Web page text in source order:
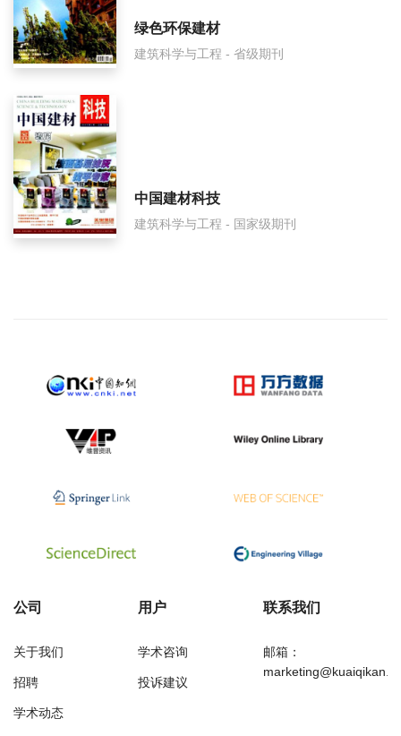
绿色环保建材
建筑科学与工程 - 省级期刊
中国建材科技
建筑科学与工程 - 国家级期刊
公司
关于我们
招聘
学术动态
用户
学术咨询
投诉建议
联系我们
邮箱：